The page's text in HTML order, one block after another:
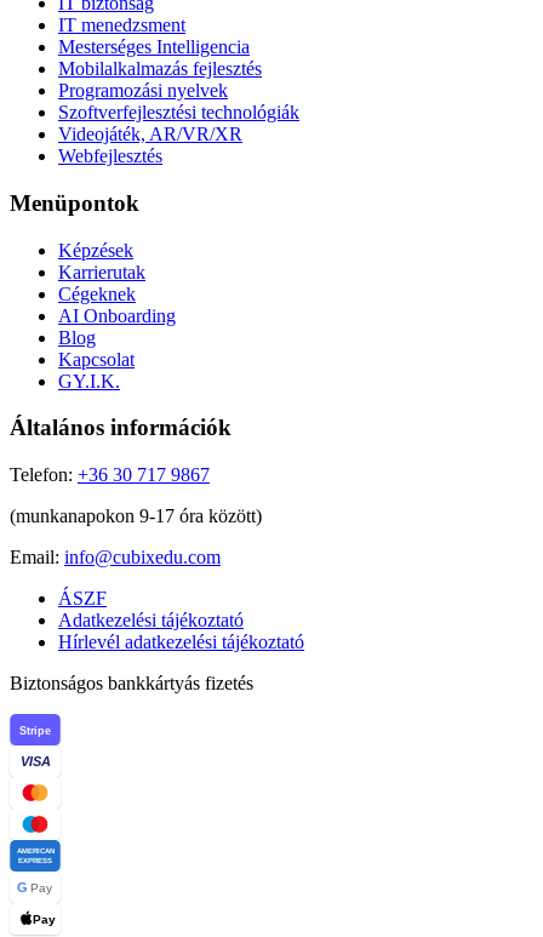
IT menedzsment
Mesterséges Intelligencia
Mobilalkalmazás fejlesztés
Programozási nyelvek
Szoftverfejlesztési technológiák
Videojáték, AR/VR/XR
Webfejlesztés
Menüpontok
Képzések
Karrierutak
Cégeknek
AI Onboarding
Blog
Kapcsolat
GY.I.K.
Általános információk
Telefon: +36 30 717 9867
(munkanapokon 9-17 óra között)
Email: info@cubixedu.com
ÁSZF
Adatkezelési tájékoztató
Hírlevél adatkezelési tájékoztató
Biztonságos bankkártyás fizetés
Stripe
VISA
AMERICAN
EXPRESS
G Pay
Pay